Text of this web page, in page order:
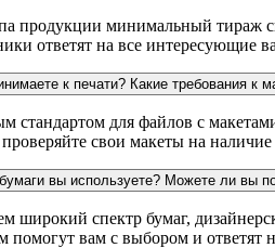
продукции минимальный тираж
ответят на все интересующие
к печати? Какие требования к
стандартом для файлов с
свои макеты на
вы используете? Можете ли вы
широкий спектр бумаг,
помогут вам с выбором и ответят